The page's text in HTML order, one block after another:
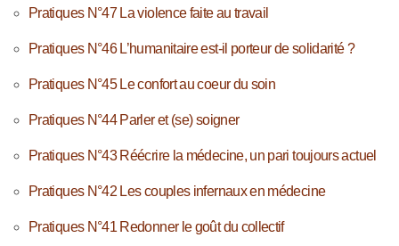
Pratiques N°47 La violence faite au travail
Pratiques N°46 L’humanitaire est-il porteur de solidarité ?
Pratiques N°45 Le confort au coeur du soin
Pratiques N°44 Parler et (se) soigner
Pratiques N°43 Réécrire la médecine, un pari toujours actuel
Pratiques N°42 Les couples infernaux en médecine
Pratiques N°41 Redonner le goût du collectif